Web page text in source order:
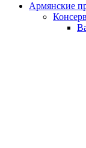
Армянские